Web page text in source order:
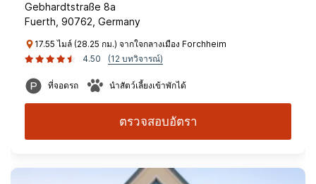
Gebhardtstraße 8a
Fuerth, 90762, Germany
17.55 ไมล์ (28.25 กม.) จากใจกลางเมือง Forchheim
4.50
(12 บทวิจารณ์)
ที่จอดรถ นำสัตว์เลี้ยงเข้าพักได้
ตรวจสอบอัตรา